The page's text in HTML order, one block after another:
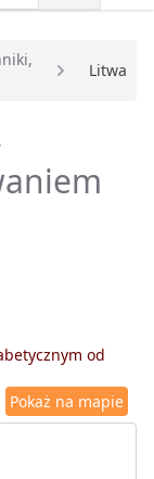
Litwa
od
Pokaż na mapie